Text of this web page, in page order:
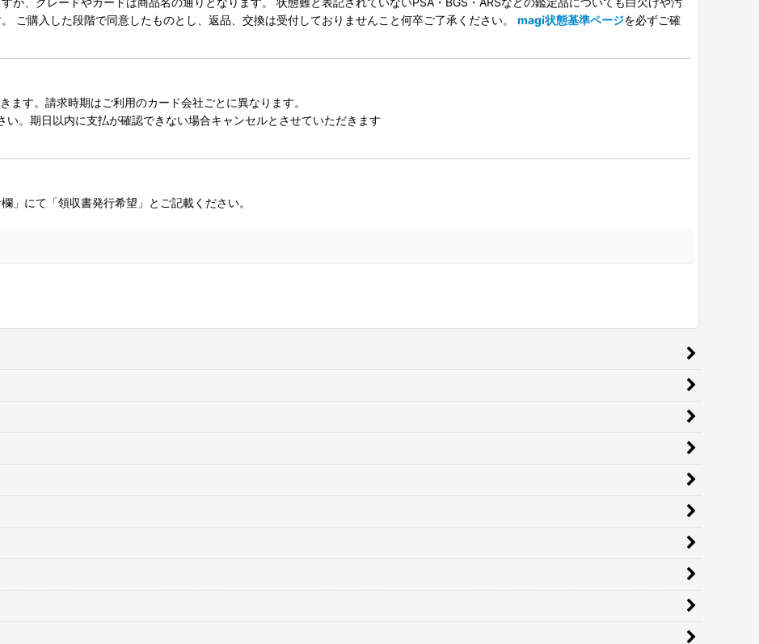
ご購入した段階で同意したものとし、返品、交換は受付しておりませんこと何卒ご了承ください。 magi状態基準ページを必ずご確
す。請求時期はご利用のカード会社ごとに異なります。
。期日以内に支払が確認できない場合キャンセルとさせていただきます
」にて「領収書発行希望」とご記載ください。